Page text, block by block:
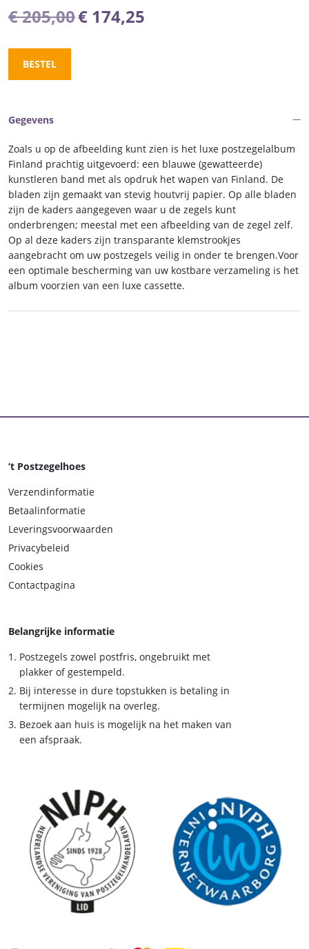
€205,00Oorspronkelijke
€ 174,25
BESTEL
Gegevens
Zoals u op de afbeelding kunt zien is het luxe postzegelalbum
Finland prachtig uitgevoerd: een blauwe (gewatteerde)
kunstleren band met als opdruk het wapen van Finland. De
bladen zijn gemaakt van stevig houtvrij papier. Op alle bladen
zijn de kaders aangegeven waar u de zegels kunt
onderbrengen; meestal met een afbeelding van de zegel zelf.
Op al deze kaders zijn transparante klemstrookjes
aangebracht om uw postzegels veilig in onder te brengen.Voor
een optimale bescherming van uw kostbare verzameling is het
album voorzien van een luxe cassette.
‘t Postzegelhoes
Verzendinformatie
Betaalinformatie
Leveringsvoorwaarden
Privacybeleid
Cookies
Contactpagina
Belangrijke informatie
Postzegels zowel postfris, ongebruikt met
plakker of gestempeld.
Bij interesse in dure topstukken is betaling in
termijnen mogelijk na overleg.
Bezoek aan huis is mogelijk na het maken van
een afspraak.